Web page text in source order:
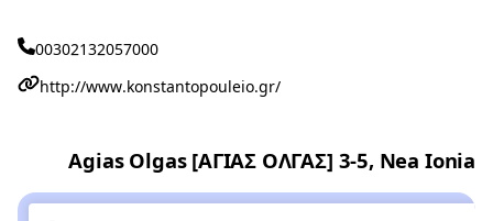
00302132057000
http://www.konstantopouleio.gr/
Agias Olgas [ΑΓΙΑΣ ΟΛΓΑΣ] 3-5, Nea Ionia